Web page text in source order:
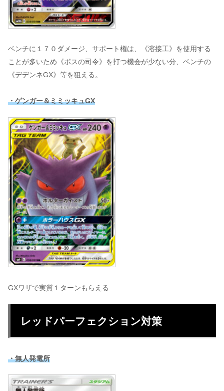
ベンチに１７０ダメージ、サポート権は、《溶接工》を使用する
ことが多いため《ボスの司令》を打つ機会が少ない分、ベンチの
《デデンネGX》等を狙える。
・ゲンガー＆ミミッキュGX
GXワザで実質１ターンもらえる
レッドパーフェクション対策
・無人発電所